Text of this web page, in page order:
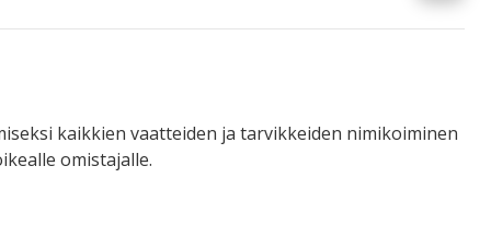
kaikkien vaatteiden ja tarvikkeiden nimikoiminen
omistajalle.